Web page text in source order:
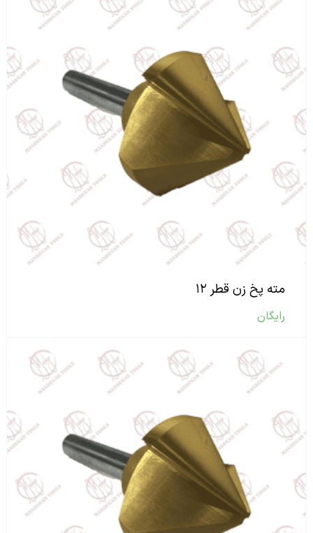
مته پخ زن قطر ۱۲
رایگان